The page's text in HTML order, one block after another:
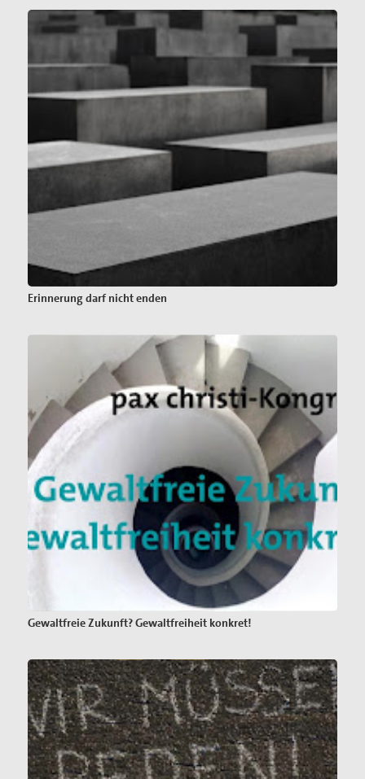
Erinnerung darf nicht enden
Gewaltfreie Zukunft? Gewaltfreiheit konkret!